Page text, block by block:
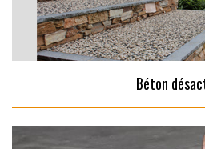
Béton